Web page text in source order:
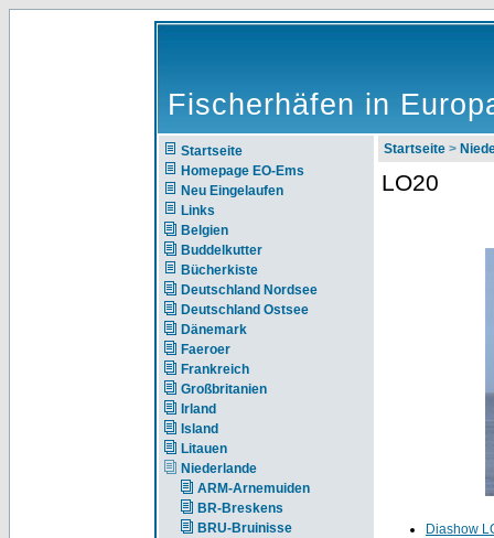
Fischerhäfen in
Startseite
Homepage EO-Ems
Neu Eingelaufen
Links
Belgien
Buddelkutter
Bücherkiste
Deutschland Nordsee
Deutschland Ostsee
Dänemark
Faeroer
Frankreich
Großbritanien
Irland
Island
Litauen
Niederlande
ARM-Arnemuiden
BR-Breskens
BRU-Bruinisse
Startseite >
LO20
Diashow